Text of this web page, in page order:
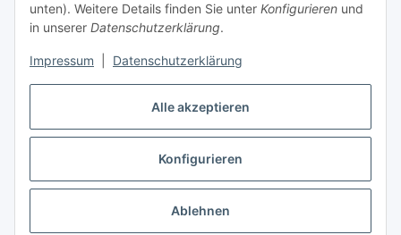
Alle akzeptieren
Konfigurieren
Ablehnen
unten). Weitere Details finden Sie unter Konfigurieren und
in unserer Datenschutzerklärung.
Impressum Datenschutzerklärung